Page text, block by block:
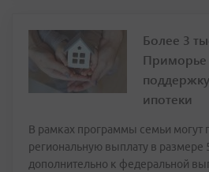
Более 3
Приморье
ипотеки
В рамках программы семьи могут
региональную выплату в размере
дополнительно к федеральной